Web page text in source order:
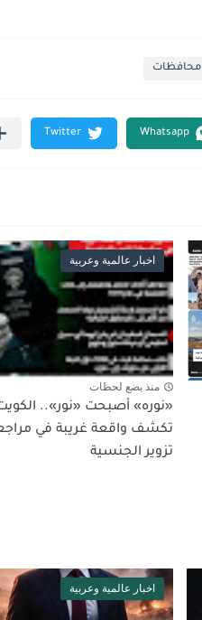
محافظات
اخبار عالمية وعربية
منذ بضع لحظات
«نوره» أصبحت «نور»..
تكشف واقعة غريبة في
تزوير الجنسية
اخبار عالمية وعربية